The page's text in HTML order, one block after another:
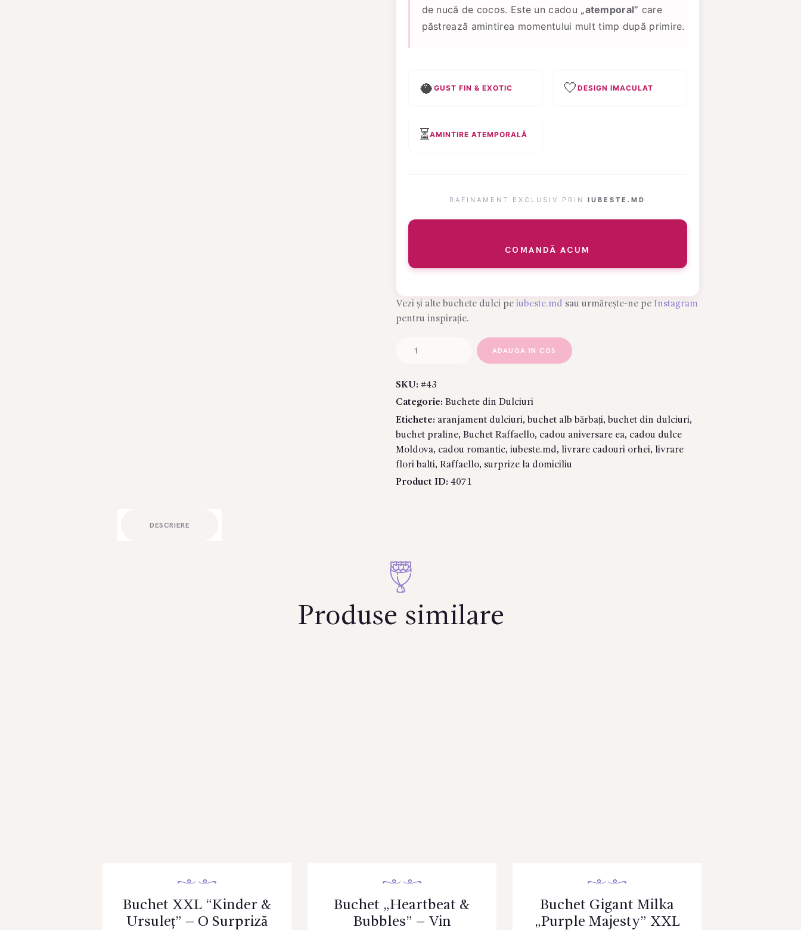
de nucă de cocos. Este un cadou „atemporal” care
păstrează amintirea momentului mult timp după primire.
🥥 GUST FIN & EXOTIC 🤍DESIGN IMACULAT
⏳AMINTIRE ATEMPORALĂ
RAFINAMENT EXCLUSIV PRINIUBESTE.MD
COMANDĂ ACUM
Vezi și alte buchete dulci pe iubeste.md sau urmărește-ne pe Instagram
pentru inspirație.
Elegance”
–
Aranjament
Spectaculos
cu
Praline
Raffaello
ADAUGA IN COS
SKU: #43
Categorie: Buchete din Dulciuri
Etichete: aranjament dulciuri, buchet alb bărbați, buchet din dulciuri,
buchet praline, Buchet Raffaello, cadou aniversare ea, cadou dulce
Moldova, cadou romantic, iubeste.md, livrare cadouri orhei, livrare
flori balti, Raffaello, surprize la domiciliu
Product ID: 4071
DESCRIERE
Produse similare
Buchet XXL “Kinder &
Ursuleț” – O Surpriză
Buchet „Heartbeat &
Bubbles” – Vin
Buchet Gigant Milka
„Purple Majesty” XXL